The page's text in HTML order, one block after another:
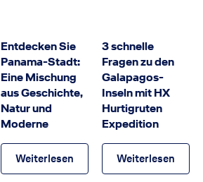
Entdecken Sie
Panama-Stadt:
Eine Mischung
aus Geschichte,
Natur und
Moderne
Weiterlesen
3 schnelle
Fragen zu den
Galapagos-
Inseln mit HX
Hurtigruten
Expedition
Weiterlesen